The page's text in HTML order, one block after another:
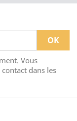
Vous
dans les